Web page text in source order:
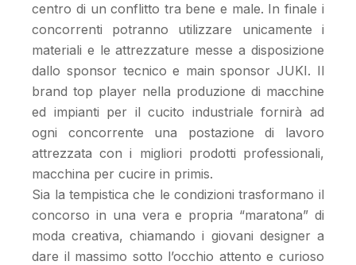
centro di un conflitto tra bene e male. In finale i
concorrenti potranno utilizzare unicamente i
materiali e le attrezzature messe a disposizione
dallo sponsor tecnico e main sponsor JUKI. Il
brand top player nella produzione di macchine
ed impianti per il cucito industriale fornirà ad
ogni concorrente una postazione di lavoro
attrezzata con i migliori prodotti professionali,
macchina per cucire in primis.
Sia la tempistica che le condizioni trasformano il
concorso in una vera e propria “maratona” di
moda creativa, chiamando i giovani designer a
dare il massimo sotto l’occhio attento e curioso